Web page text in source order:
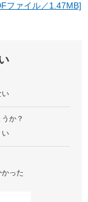
ファイル／1.47MB]
い
か？
い
った